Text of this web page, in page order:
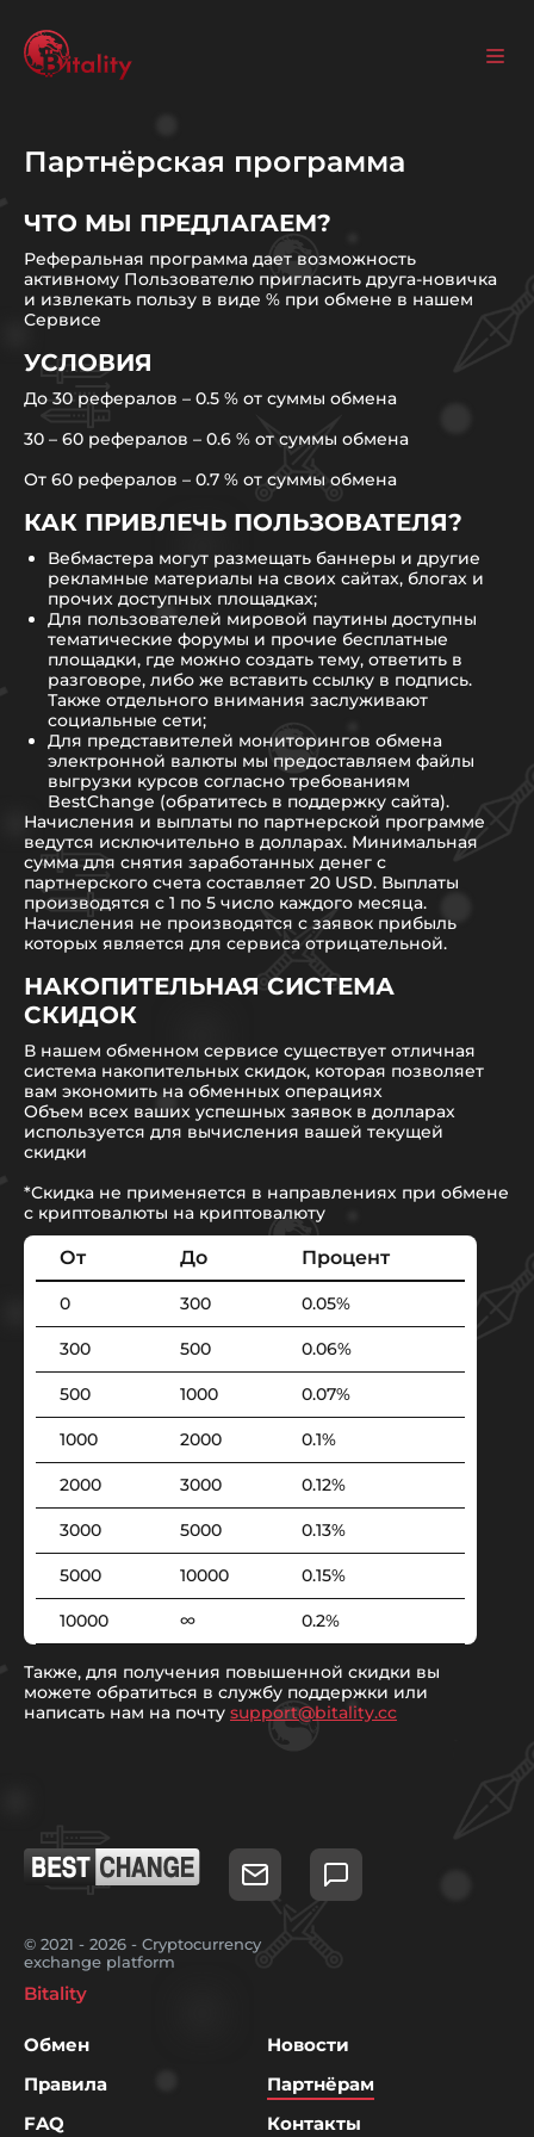
Партнёрская программа
ЧТО МЫ ПРЕДЛАГАЕМ?
Реферальная программа дает возможность
активному Пользователю пригласить друга-новичка
и извлекать пользу в виде % при обмене в нашем
Сервисе
УСЛОВИЯ
До 30 рефералов – 0.5 % от суммы обмена
30 – 60 рефералов – 0.6 % от суммы обмена
От 60 рефералов – 0.7 % от суммы обмена
КАК ПРИВЛЕЧЬ ПОЛЬЗОВАТЕЛЯ?
Вебмастера могут размещать баннеры и другие
рекламные материалы на своих сайтах, блогах и
прочих доступных площадках;
Для пользователей мировой паутины доступны
тематические форумы и прочие бесплатные
площадки, где можно создать тему, ответить в
разговоре, либо же вставить ссылку в подпись.
Также отдельного внимания заслуживают
социальные сети;
Для представителей мониторингов обмена
электронной валюты мы предоставляем файлы
выгрузки курсов согласно требованиям
BestChange (обратитесь в поддержку сайта).
Начисления и выплаты по партнерской программе
ведутся исключительно в долларах. Минимальная
сумма для снятия заработанных денег с
партнерского счета составляет 20 USD. Выплаты
производятся с 1 по 5 число каждого месяца.
Начисления не производятся с заявок прибыль
которых является для сервиса отрицательной.
НАКОПИТЕЛЬНАЯ СИСТЕМА
СКИДОК
В нашем обменном сервисе существует отличная
система накопительных скидок, которая позволяет
вам экономить на обменных операциях
Объем всех ваших успешных заявок в долларах
используется для вычисления вашей текущей
скидки
*Скидка не применяется в направлениях при обмене
с криптовалюты на криптовалюту
От До Процент
0 300 0.05%
300 500 0.06%
500 1000 0.07%
1000 2000 0.1%
2000 3000 0.12%
3000 5000 0.13%
5000 10000 0.15%
10000 ∞ 0.2%
Также, для получения повышенной скидки вы
можете обратиться в службу поддержки или
написать нам на почту support@bitality.cc
© 2021 - 2026 - Cryptocurrency
exchange platform
Bitality
Обмен
Новости
Правила
Партнёрам
FAQ
Контакты